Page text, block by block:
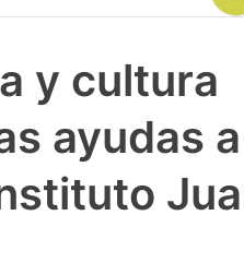
y cultura
ayudas